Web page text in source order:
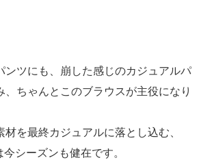
ンツにも、崩した感じのカジュアルパ
、ちゃんとこのブラウスが主役になり
を最終カジュアルに落とし込む、
シーズンも健在です。